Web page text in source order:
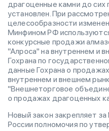
драгоценные камни до сих
установлен. При
целесообразности
Минфином РФ
конкурсные продажи
"Алроса" на внутреннем и
Гохрана по
данные Гохрана о
внутреннем и внешнем
"Внешнеторговое
о продажах драгоценных
Новый закон закрепляет
России полномочия по